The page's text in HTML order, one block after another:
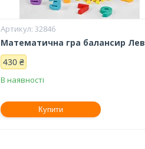
32846
Математична гра балансир Лев
430 ₴
В наявності
Купити